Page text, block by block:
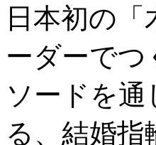
日本初の
ーダーで
ソードを
る、結婚